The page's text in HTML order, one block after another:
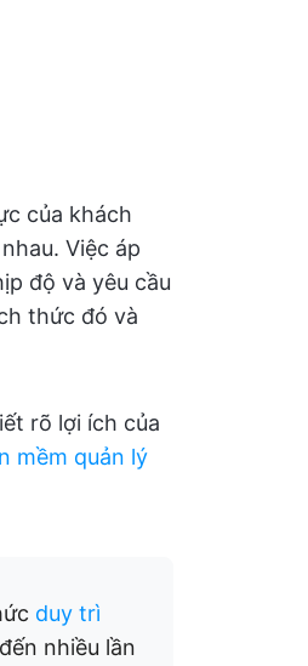
của khách
Việc áp
độ và yêu cầu
thức đó và
rõ lợi ích của
mềm quản lý
duy trì
nhiều lần